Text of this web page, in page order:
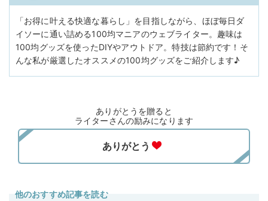
「お得に叶える快適な暮らし」を目指しながら、ほぼ毎日ダ
イソーに通い詰める100均マニアのウェブライター。趣味は
100均グッズを使ったDIYやアウトドア。特技は節約です！そ
んな私が厳選したオススメの100均グッズをご紹介します♪
ありがとうを贈ると
ライターさんの励みになります
他のおすすめ記事を読む